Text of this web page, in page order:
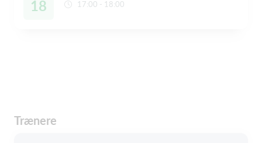
18 17:00 - 18:00
Trænere